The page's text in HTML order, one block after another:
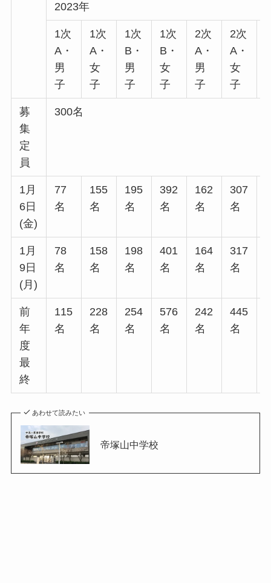
2023年
1次
A・
男
子
1次
A・
女
子
1次
B・
男
子
1次
B・
女
子
2次
A・
男
子
2次
A・
女
子
募
集
定
員
300名
1月
6日
(金)
77
名
155
名
195
名
392
名
162
名
307
名
1月
9日
(月)
78
名
158
名
198
名
401
名
164
名
317
名
前
年
度
最
終
115
名
228
名
254
名
576
名
242
名
445
名
あわせて読みたい
帝塚山中学校